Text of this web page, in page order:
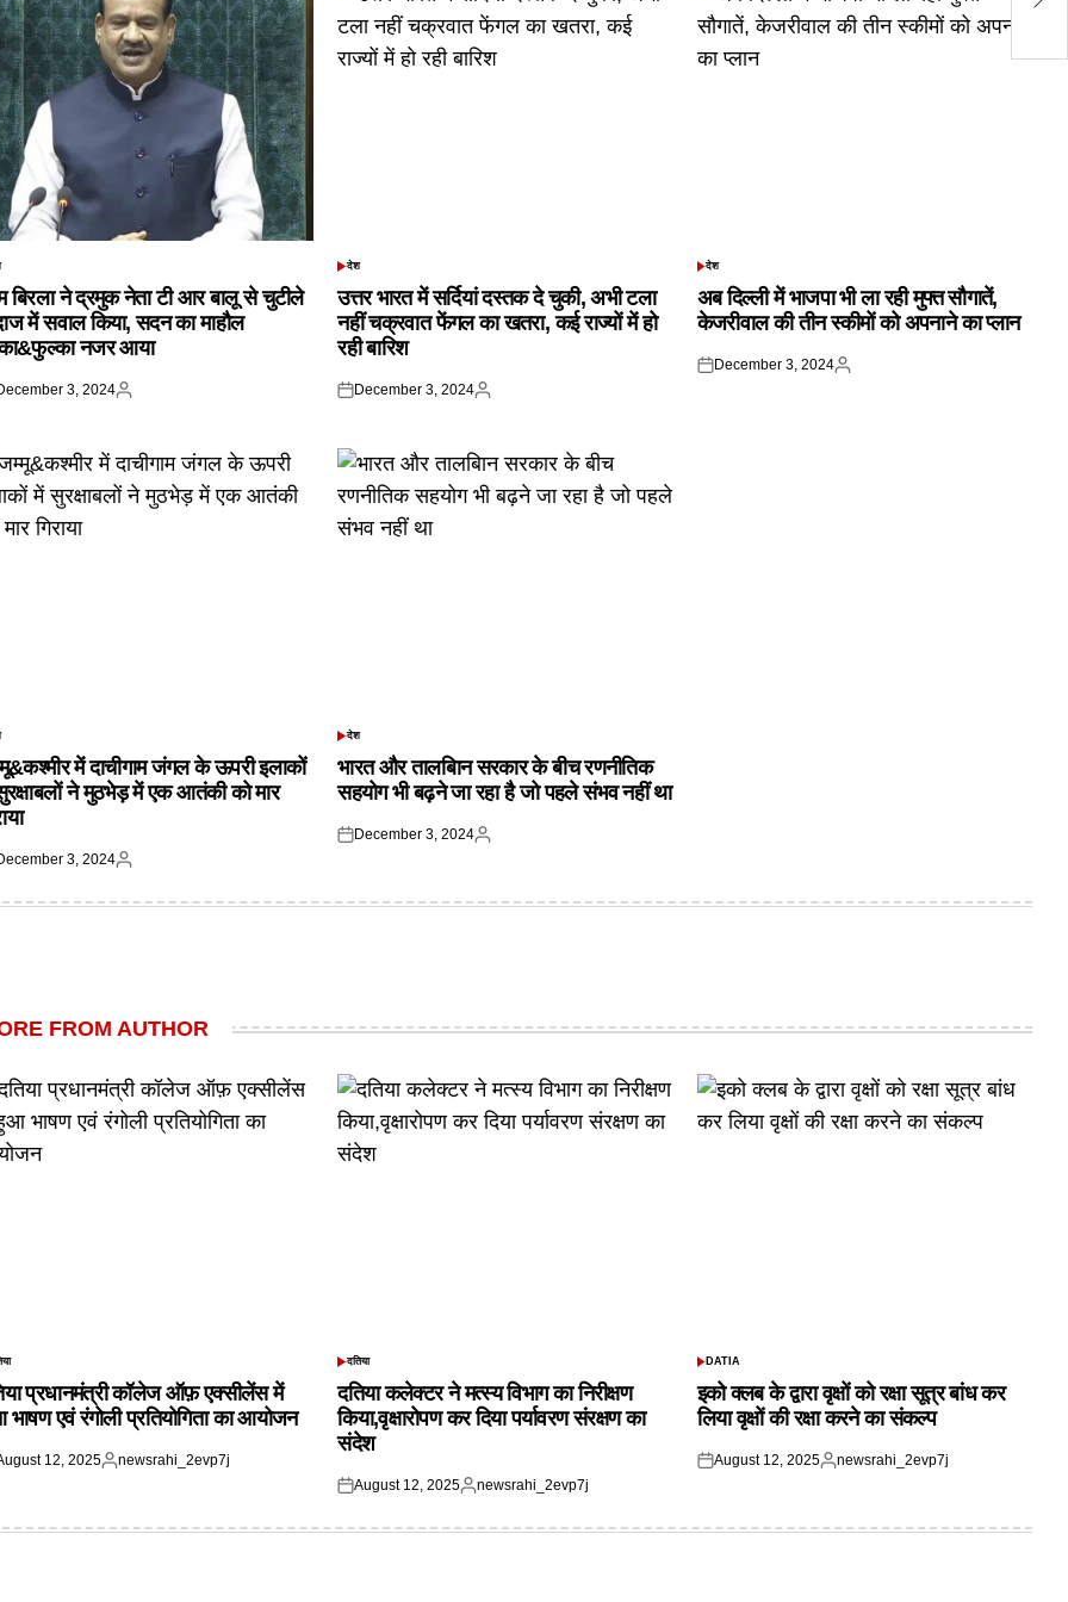
बिरला ने द्रमुक नेता टी आर बालू से चुटीले
में सवाल किया, सदन का माहौल
नजर आया
3, 2024
Posted
POSTED
देश
उत्तर भारत में सर्दियां दस्तक दे चुकी, अभी टला
नहीं चक्रवात फेंगल का खतरा, कई राज्यों में हो
रही बारिश
Posted
December 3, 2024
Posted
POSTED
देश
अब दिल्ली में भाजपा भी ला रही मुफ्त सौगातें,
केजरीवाल की तीन स्कीमों को अपनाने का प्लान
Posted
December 3, 2024
Posted
में दाचीगाम जंगल के ऊपरी इलाकों
ने मुठभेड़ में एक आतंकी को मार
3, 2024
Posted
POSTED
देश
भारत और तालबिान सरकार के बीच रणनीतिक
सहयोग भी बढ़ने जा रहा है जो पहले संभव नहीं था
Posted
December 3, 2024
Posted
FROM AUTHOR
प्रधानमंत्री कॉलेज ऑफ़ एक्सीलेंस में
एवं रंगोली प्रतियोगिता का आयोजन
12, 2025
Posted
newsrahi_2evp7j
POSTED
दतिया
दतिया कलेक्टर ने मत्स्य विभाग का निरीक्षण
किया,वृक्षारोपण कर दिया पर्यावरण संरक्षण का
संदेश
Posted
August 12, 2025
Posted
newsrahi_2evp7j
POSTED
DATIA
इको क्लब के द्वारा वृक्षों को रक्षा सूत्र बांध कर
लिया वृक्षों की रक्षा करने का संकल्प
Posted
August 12, 2025
Posted
newsrahi_2evp7j